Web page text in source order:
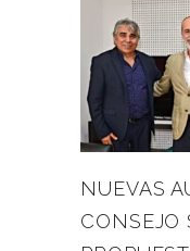
NUEVAS
CONSEJO